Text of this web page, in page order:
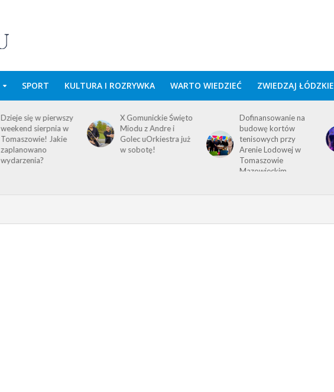
SPORT KULTURA I ROZRYWKA WARTO WIEDZIEĆ ZWIEDZAJ ŁÓDZKIE
Dzieje się w pierwszy
weekend sierpnia w
Tomaszowie! Jakie
zaplanowano
wydarzenia?
X Gomunickie Święto
Miodu z Andre i
Golec uOrkiestra już
w sobotę!
Dofinansowanie na
budowę kortów
tenisowych przy
Arenie Lodowej w
Tomaszowie
Mazowieckim